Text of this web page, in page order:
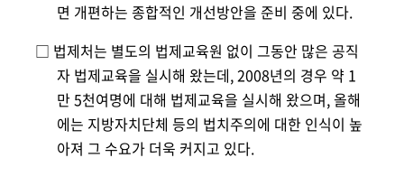
면 개편하는 종합적인 개선방안을 준비 중에 있다.
□ 법제처는 별도의 법제교육원 없이 그동안 많은 공직
자 법제교육을 실시해 왔는데, 2008년의 경우 약 1
만 5천여명에 대해 법제교육을 실시해 왔으며, 올해
에는 지방자치단체 등의 법치주의에 대한 인식이 높
아져 그 수요가 더욱 커지고 있다.